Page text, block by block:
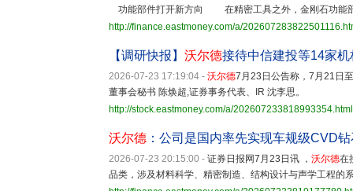
功能部件打开新方向 在精密工具之外，金刚石功能
http://finance.eastmoney.com/a/
【调研快报】 沃尔德接待中信建投等14家机
2026-07-23 17:19:04 - 沃尔德7月23日公告称，7月21日
董事会秘书 陈焕超,证券事务代表、IR 沈李思。
http://stock.eastmoney.com/a/202607233818993354.html
沃尔德 ：公司是国内率先实现车规级CVD
2026-07-23 20:15:00 - 证券日报网7月23日讯 ， 沃尔德在
品类，涉及材料科学、精密制造、结构设计与声学工程的